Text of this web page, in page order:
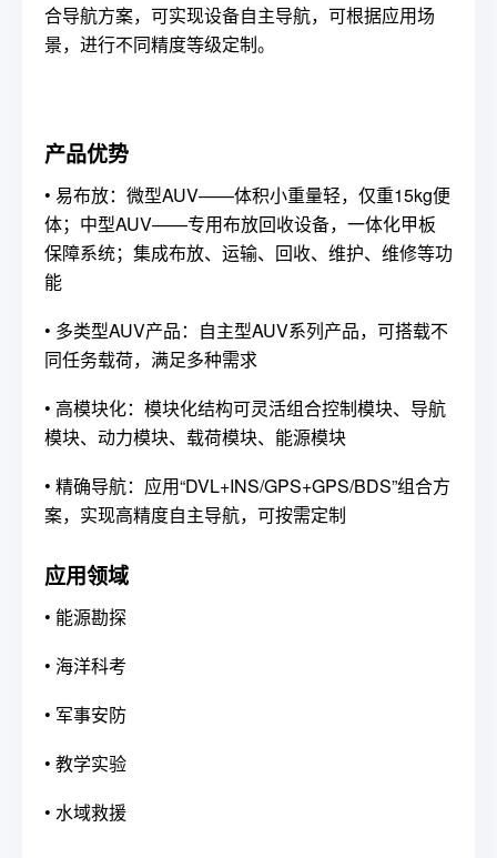
合导航方案，可实现设备自主导航，可根据应用场
景，进行不同精度等级定制。
产品优势
• 易布放：微型AUV——体积小重量轻，仅重15kg便
体；中型AUV——专用布放回收设备，一体化甲板
保障系统；集成布放、运输、回收、维护、维修等功
能
• 多类型AUV产品：自主型AUV系列产品，可搭载不
同任务载荷，满足多种需求
• 高模块化：模块化结构可灵活组合控制模块、导航
模块、动力模块、载荷模块、能源模块
• 精确导航：应用“DVL+INS/GPS+GPS/BDS”组合方
案，实现高精度自主导航，可按需定制
应用领域
• 能源勘探
• 海洋科考
• 军事安防
• 教学实验
• 水域救援